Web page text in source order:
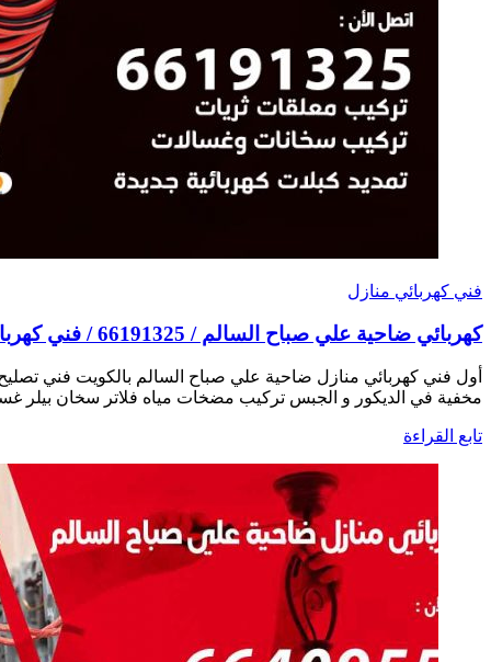
فني كهربائي منازل
كهربائي ضاحية علي صباح السالم / 66191325 / فني كهربائي منازل 24 ساعة
مخفية في الديكور و الجبس تركيب مضخات مياه فلاتر سخان بيلر
تابع القراءة